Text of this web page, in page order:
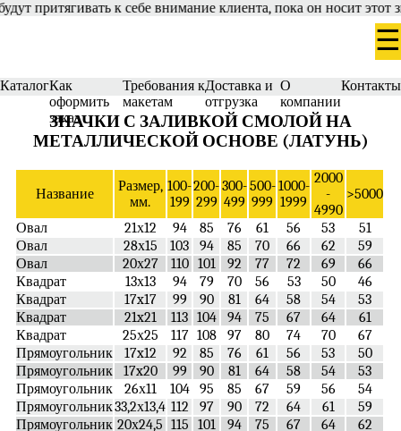
к себе внимание клиента, пока он носит
☰
КаталогКак
оформить
заказ
Требования к
макетам
Доставка и
отгрузка
О
компании
Контакты
ЗНАЧКИ С ЗАЛИВКОЙ СМОЛОЙ НА
МЕТАЛЛИЧЕСКОЙ ОСНОВЕ (ЛАТУНЬ)
Название
Размер,
мм.
100-
199
200-
299
300-
499
500-
999
1000-
1999
2000
-
4990
>5000
Овал 21х12 94 85 76 61 56 53
51
Овал
28х15 103 94 85 70 66 62
59
Овал
20х27 110 101 92 77 72 69
66
Квадрат
13х13 94 79 70 56 53 50
46
Квадрат
17x17 99 90 81 64 58 54
53
Квадрат
21x21 113 104 94 75 67 64
61
Квадрат
25х25 117 108 97 80 74 70
67
Прямоугольник
17x12 92 85 76 61 56 53
50
Прямоугольник
17x20 99 90 81 64 58 54
53
Прямоугольник
26х11 104 95 85 67 59 56
54
Прямоугольник33,2х13,4 112 97 90 72 64 61
59
Прямоугольник 20х24,5 115 101 94 75 67 64
62